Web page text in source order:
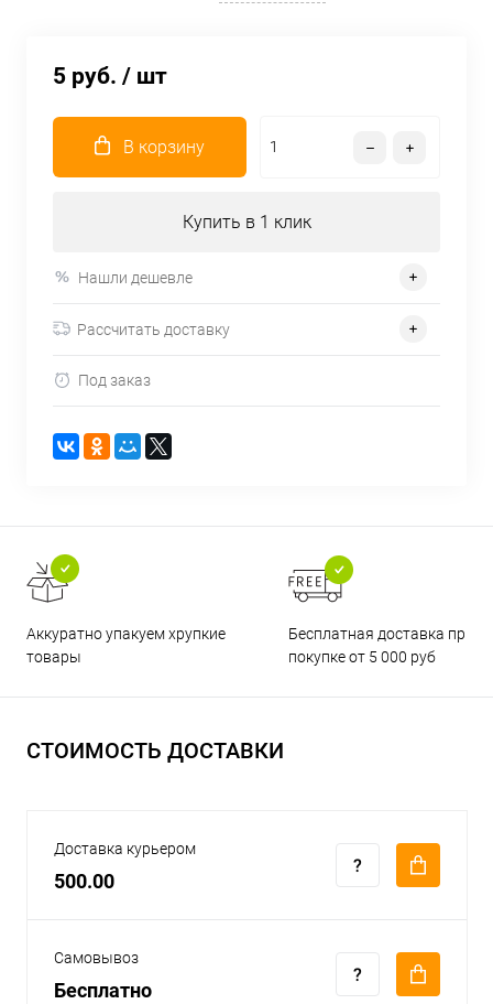
5 руб. / шт
В корзину
Купить в 1 клик
Нашли дешевле
Рассчитать доставку
Под заказ
Аккуратно упакуем хрупкие
товары
Бесплатная доставка при
покупке от 5 000 руб
СТОИМОСТЬ ДОСТАВКИ
Доставка курьером
500.00
Самовывоз
Бесплатно